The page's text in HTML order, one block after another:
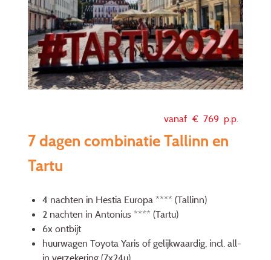
vanaf € 769 p.p.
7 dagen combinatie Tallinn en
Tartu
4 nachten in Hestia Europa **** (Tallinn)
2 nachten in Antonius **** (Tartu)
6x ontbijt
huurwagen Toyota Yaris of gelijkwaardig, incl. all-